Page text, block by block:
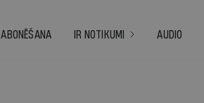
ABONĒŠANA IR NOTIKUMI AUDIO